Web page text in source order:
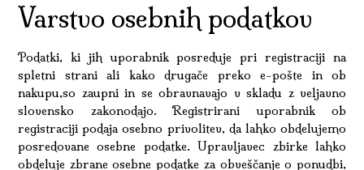
Varstvo osebnih podatkov
Podatki, ki jih uporabnik posreduje pri registraciji na
spletni strani ali kako drugače preko e-pošte in ob
nakupu,so zaupni in se obravnavajo v skladu z veljavno
slovensko zakonodajo. Registrirani uporabnik ob
registraciji podaja osebno privolitev, da lahko obdelujemo
posredovane osebne podatke. Upravljavec zbirke lahko
obdeluje zbrane osebne podatke za obveščanje o ponudbi,